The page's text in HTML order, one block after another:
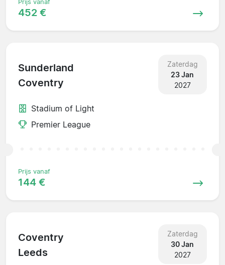
Prijs vanaf
452 €
Sunderland
Coventry
Zaterdag
23 Jan
2027
Stadium of Light
Premier League
Prijs vanaf
144 €
Coventry
Leeds
Zaterdag
30 Jan
2027